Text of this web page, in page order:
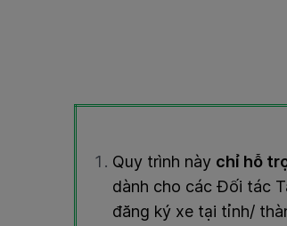
Quy trình này chỉ hỗ
dành cho các Đối tác
đăng ký xe tại tỉnh/